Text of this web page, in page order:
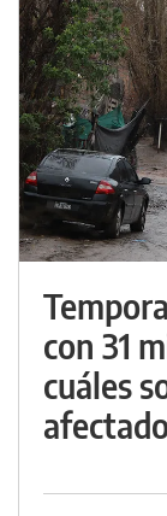
con 31
cuáles